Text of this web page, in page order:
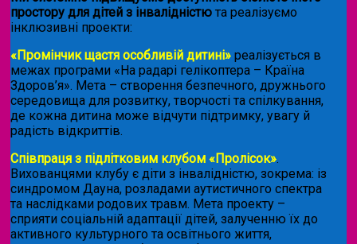
простору для дітей з інвалідністю та реалізуємо
інклюзивні проекти:
«Промінчик щастя особливій дитині» реалізується в
межах програми «На радарі гелікоптера – Країна
Здоров’я». Мета – створення безпечного, дружнього
середовища для розвитку, творчості та спілкування,
де кожна дитина може відчути підтримку, увагу й
радість відкриттів.
Співпраця з підлітковим клубом «Пролісок».
Вихованцями клубу є діти з інвалідністю, зокрема: із
синдромом Дауна, розладами аутистичного спектра
та наслідками родових травм. Мета проекту –
сприяти соціальній адаптації дітей, залученню їх до
активного культурного та освітнього життя,